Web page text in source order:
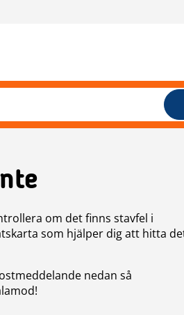
om det finns stavfel i
som hjälper dig att hitta
nedan så